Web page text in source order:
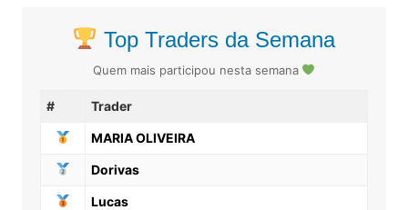
Top Traders da Semana
Quem mais participou nesta semana
# Trader
MARIA OLIVEIRA
Dorivas
Lucas